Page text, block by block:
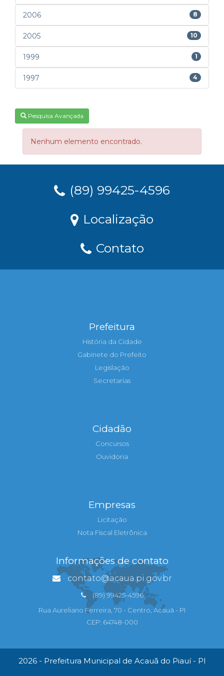
2006 8
2005 10
1999 1
1997 4
Pesquisa Avançada
Nenhum elemento encontrado.
(89) 99425-4596
Localização
Contato
Prefeitura
História da Cidade
Gabinete do Prefeito
Legislação
Secretarias
Cidadão
Concursos
Ouvidoria
Empresas
Licitação
Nota Fiscal Eletrônica
Informações de contato
contato@acaua.pi.gov.br
(89) 99425-4596
Rua Aureliano Ferreira, 70 - Centro, Acauã - PI
CEP: 64748-000
2026 - Prefeitura Municipal de Acauã do Piauí - PI